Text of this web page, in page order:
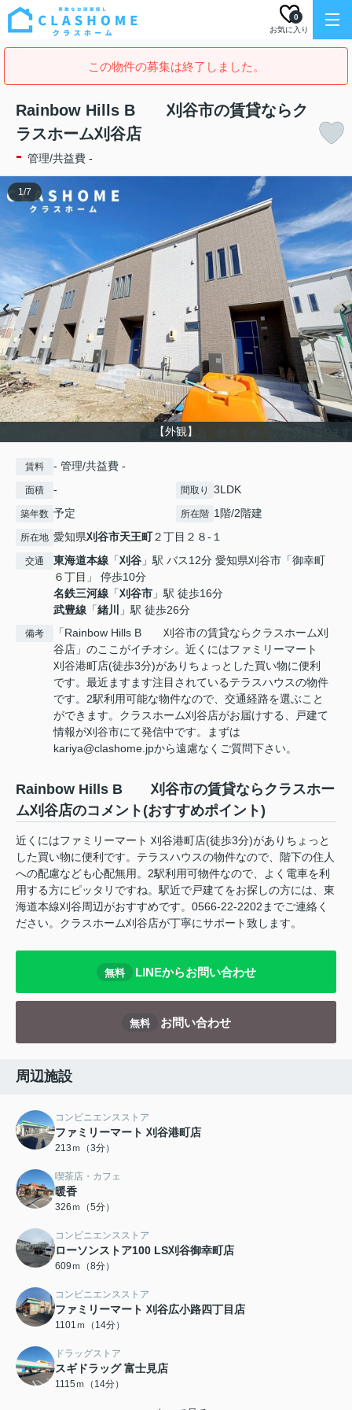
お気に入り
0
この物件の募集は終了しました。
Rainbow Hills B 刈谷市の賃貸ならク
ラスホーム刈谷店
- 管理/共益費 -
【外観】
1/7
賃料 - 管理/共益費 -
面積 - 間取り 3LDK
築年数 予定 所在階 1階/2階建
所在地 愛知県刈谷市天王町２丁目２８-１
交通 東海道本線 「刈谷 」駅 バス12分 愛知県刈谷市「御幸町
６丁目」 停歩10分
名鉄三河線 「刈谷市 」駅 徒歩16分
武豊線 「緒川 」駅 徒歩26分
備考
「Rainbow Hills B 刈谷市の賃貸ならクラスホーム刈
谷店」のここがイチオシ。近くにはファミリーマート
刈谷港町店(徒歩3分)がありちょっとした買い物に便利
です。最近ますます注目されているテラスハウスの物件
です。2駅利用可能な物件なので、交通経路を選ぶこと
ができます。クラスホーム刈谷店がお届けする、戸建て
情報が刈谷市にて発信中です。まずは
kariya@clashome.jpから遠慮なくご質問下さい。
Rainbow Hills B 刈谷市の賃貸ならクラスホー
ム刈谷店のコメント(おすすめポイント)
近くにはファミリーマート 刈谷港町店(徒歩3分)がありちょっと
した買い物に便利です。テラスハウスの物件なので、階下の住人
への配慮なども心配無用。2駅利用可物件なので、よく電車を利
用する方にピッタリですね。駅近で戸建てをお探しの方には、東
海道本線刈谷周辺がおすすめです。0566-22-2202までご連絡く
ださい。クラスホーム刈谷店が丁寧にサポート致します。
無料 LINEからお問い合わせ
無料 お問い合わせ
周辺施設
コンビニエンスストア
ファミリーマート 刈谷港町店
213ｍ（3分）
喫茶店・カフェ
暖香
326ｍ（5分）
コンビニエンスストア
ローソンストア100 LS刈谷御幸町店
609ｍ（8分）
コンビニエンスストア
ファミリーマート 刈谷広小路四丁目店
1101ｍ（14分）
ドラッグストア
スギドラッグ 富士見店
1115ｍ（14分）